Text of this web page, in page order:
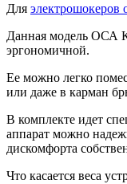
Для электрошокеров
Данная модель ОСА
эргономичной.
Ее можно легко
или даже в карман
В комплекте идет
аппарат можно
дискомфорта
Что касается веса